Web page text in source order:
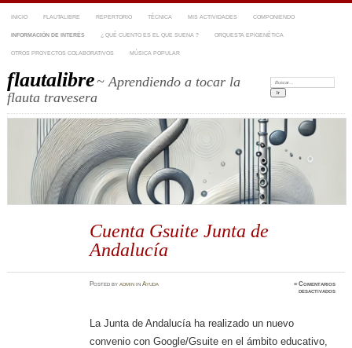
INICIO FLAUTALIBRE REPERTORIO TÉCNICA MIS ACTIVIDADES COMPONIENDO
INFORMACIÓN DE INTERÉS ¿ QUÉ CUENTO ES EL QUE SUENA ? ORQUESTA EPIGENÉTICA
OTROS PROYECTOS COLABORATIVOS MÚSICA POPULAR
flautalibre~ Aprendiendo a tocar la
flauta travesera
Buscar:
Cuenta Gsuite Junta de
Andalucía
Postedbyadmin inAyuda ≈Comentarios
desactivadosen
La Junta de Andalucía ha realizado un nuevo
convenio con Google/Gsuite en el ámbito educativo,